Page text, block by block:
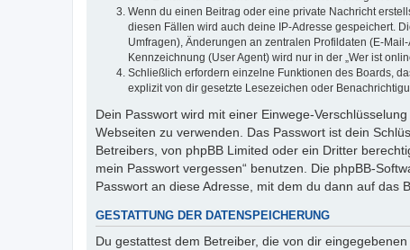
Wenn du einen Beitrag oder eine private Nachricht
diesen Fällen wird auch deine IP-Adresse gespeichert.
Umfragen), Änderungen an zentralen Profildaten (E-
Kennzeichnung (User Agent) wird nur in der „Wer ist
Schließlich erfordern einzelne Funktionen des Boards,
explizit von dir gesetzte Lesezeichen oder
Dein Passwort wird mit einer Einwege-
Webseiten zu verwenden. Das Passwort ist dein
Betreibers, von phpBB Limited oder ein Dritter
mein Passwort vergessen“ benutzen. Die phpBB-
Passwort an diese Adresse, mit dem du dann auf das
GESTATTUNG DER DATENSPEICHERUNG
Du gestattest dem Betreiber, die von dir